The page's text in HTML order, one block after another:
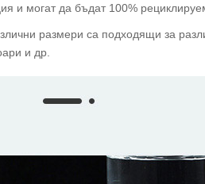
и могат да бъдат 100%
размери са подходящи за
и др.